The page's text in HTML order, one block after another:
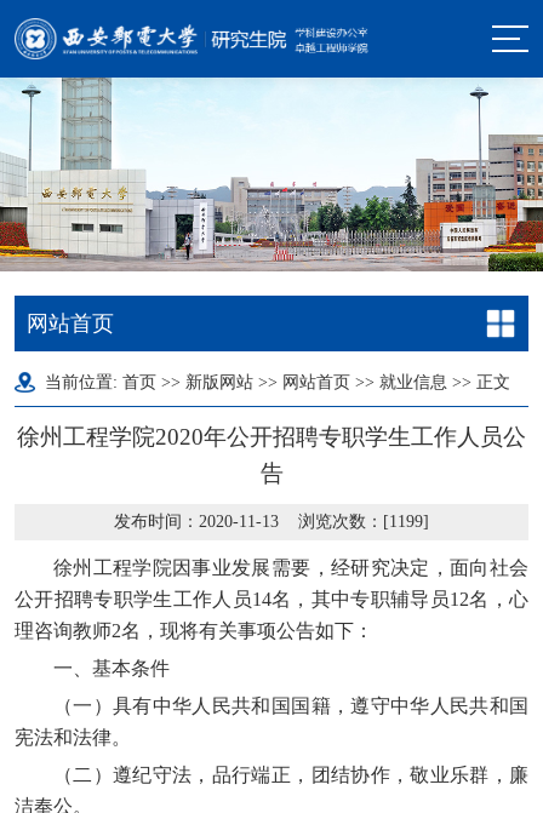
网站首页
当前位置: 首页 >> 新版网站 >> 网站首页 >> 就业信息 >> 正文
徐州工程学院2020年公开招聘专职学生工作人员公
告
发布时间：2020-11-13 浏览次数：[1199]
徐州工程学院因事业发展需要，经研究决定，面向社会
公开招聘专职学生工作人员14名，其中专职辅导员12名，心
理咨询教师2名，现将有关事项公告如下：
一、基本条件
（一）具有中华人民共和国国籍，遵守中华人民共和国
宪法和法律。
（二）遵纪守法，品行端正，团结协作，敬业乐群，廉
洁奉公。